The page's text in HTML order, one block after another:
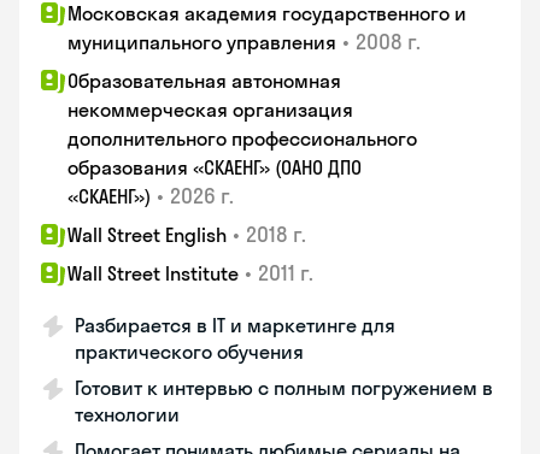
Московская академия государственного и
муниципального управления • 2008 г.
Образовательная автономная
некоммерческая организация
дополнительного профессионального
образования «СКАЕНГ» (ОАНО ДПО
«СКАЕНГ») • 2026 г.
Wall Street English • 2018 г.
Wall Street Institute • 2011 г.
Разбирается в IT и маркетинге для
практического обучения
Готовит к интервью с полным погружением в
технологии